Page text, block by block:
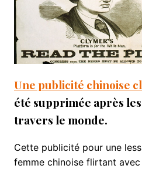
Une publicité chinoise
été supprimée après
travers le monde.
Cette publicité pour une
femme chinoise flirtant avec